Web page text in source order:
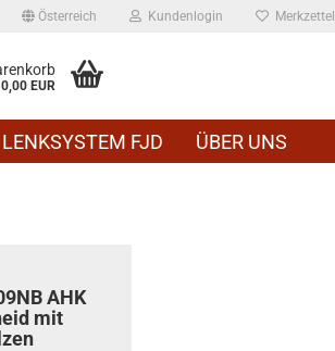
Österreich Kundenlogin Merkzettel
0,00 EUR
LENKSYSTEM FJD ÜBER UNS
AHK
mit